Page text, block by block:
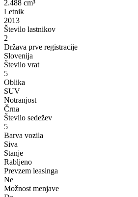
2.488 cm³
Letnik
2013
Število lastnikov
2
Država prve registracije
Slovenija
Število vrat
5
Oblika
SUV
Notranjost
Črna
Število sedežev
5
Barva vozila
Siva
Stanje
Rabljeno
Prevzem leasinga
Ne
Možnost menjave